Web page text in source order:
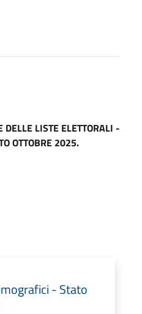
DELLE LISTE ELETTORALI -
OTTOBRE 2025.
- Stato